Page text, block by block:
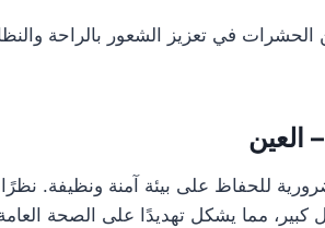
الحشرات في تعزيز الشعور بالراحة
العين
للحفاظ على بيئة آمنة ونظيفة.
مما يشكل تهديدًا على الصحة